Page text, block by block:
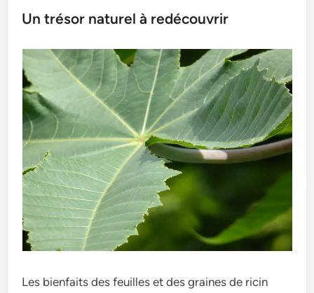
Un trésor naturel à redécouvrir
Les bienfaits des feuilles et des graines de ricin